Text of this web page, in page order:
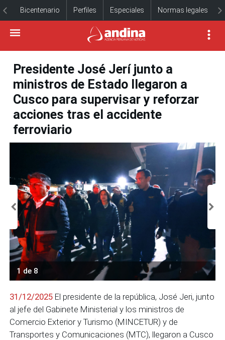
Bicentenario Perfiles Especiales Normas legales
Presidente José Jerí junto a
ministros de Estado llegaron a
Cusco para supervisar y reforzar
acciones tras el accidente
ferroviario
1 de 8
31/12/2025 El presidente de la república, José Jeri, junto
al jefe del Gabinete Ministerial y los ministros de
Comercio Exterior y Turismo (MINCETUR) y de
Transportes y Comunicaciones (MTC), llegaron a Cusco